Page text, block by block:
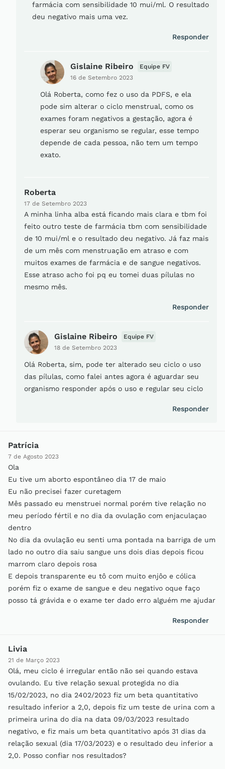
farmácia com sensibilidade 10 mui/ml. O resultado
deu negativo mais uma vez.
Responder
Gislaine Ribeiro
16 de Setembro 2023
Equipe FV
Olá Roberta, como fez o uso da PDFS, e ela
pode sim alterar o ciclo menstrual, como os
exames foram negativos a gestação, agora é
esperar seu organismo se regular, esse tempo
depende de cada pessoa, não tem um tempo
exato.
Roberta
17 de Setembro 2023
A minha linha alba está ficando mais clara e tbm foi
feito outro teste de farmácia tbm com sensibilidade
de 10 mui/ml e o resultado deu negativo. Já faz mais
de um mês com menstruação em atraso e com
muitos exames de farmácia e de sangue negativos.
Esse atraso acho foi pq eu tomei duas pílulas no
mesmo mês.
Responder
Gislaine Ribeiro
18 de Setembro 2023
Equipe FV
Olá Roberta, sim, pode ter alterado seu ciclo o uso
das pílulas, como falei antes agora é aguardar seu
organismo responder após o uso e regular seu ciclo
Responder
Patrícia
7 de Agosto 2023
Ola
Eu tive um aborto espontâneo dia 17 de maio
Eu não precisei fazer curetagem
Mês passado eu menstruei normal porém tive relação no
meu período fértil e no dia da ovulação com enjaculaçao
dentro
No dia da ovulação eu senti uma pontada na barriga de um
lado no outro dia saiu sangue uns dois dias depois ficou
marrom claro depois rosa
E depois transparente eu tô com muito enjôo e cólica
porém fiz o exame de sangue e deu negativo oque faço
posso tá grávida e o exame ter dado erro alguém me ajudar
Responder
Livia
21 de Março 2023
Olá, meu ciclo é irregular então não sei quando estava
ovulando. Eu tive relação sexual protegida no dia
15/02/2023, no dia 2402/2023 fiz um beta quantitativo
resultado inferior a 2,0, depois fiz um teste de urina com a
primeira urina do dia na data 09/03/2023 resultado
negativo, e fiz mais um beta quantitativo após 31 dias da
relação sexual (dia 17/03/2023) e o resultado deu inferior a
2,0. Posso confiar nos resultados?